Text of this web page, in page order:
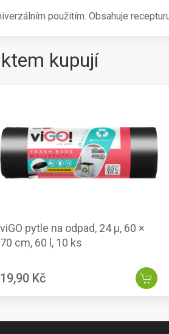
použitím. Obsahuje
kupují
viGO pytle na odpad, 24 µ, 60 ×
70 cm, 60 l, 10 ks
19,90 Kč